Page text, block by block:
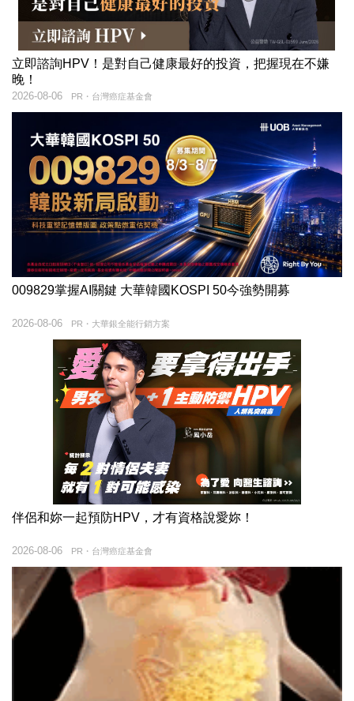
立即諮詢HPV！是對自己健康最好的投資，把握現在不嫌
晚！
PR・台灣癌症基金會
2026-08-06
009829掌握AI關鍵 大華韓國KOSPI 50今強勢開募
PR・大華銀全能行銷方案
2026-08-06
伴侶和妳一起預防HPV，才有資格說愛妳！
PR・台灣癌症基金會
2026-08-06